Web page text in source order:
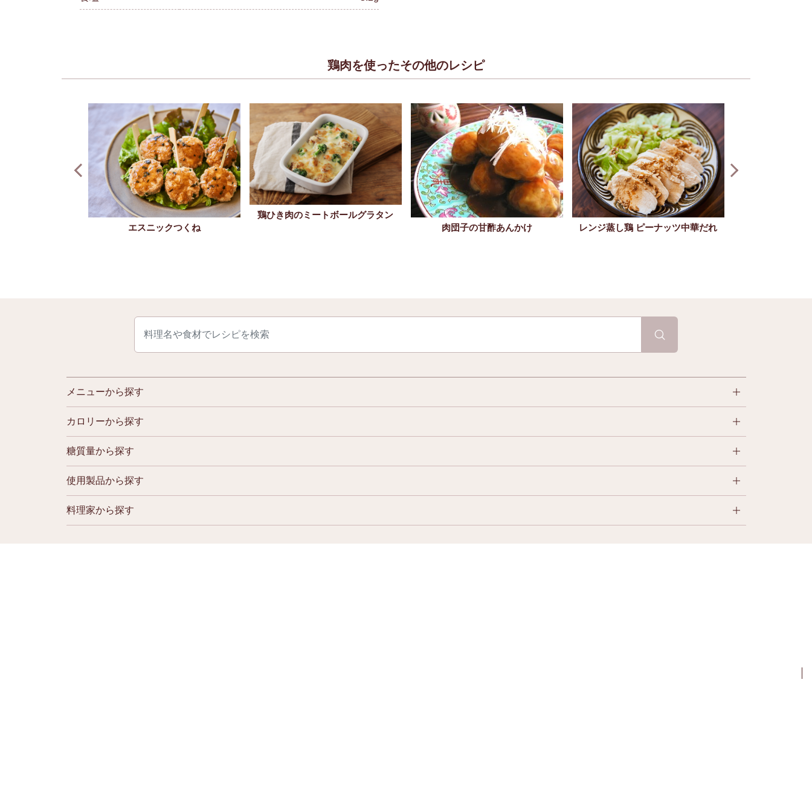
鶏肉を使ったその他のレシピ
エスニックつくね
鶏ひき肉のミートボールグラタン
肉団子の甘酢あんかけ
レンジ蒸し鶏 ピーナッツ中華だれ
メニューから探す
カロリーから探す
糖質量から探す
使用製品から探す
料理家から探す